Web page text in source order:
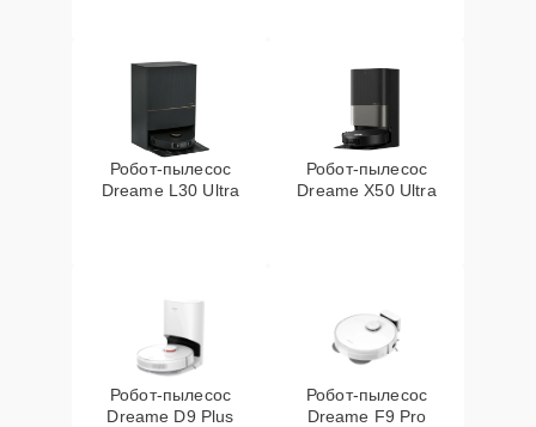
Робот-пылесос
Dreame L30 Ultra
Робот-пылесос
Dreame X50 Ultra
Робот-пылесос
Dreame D9 Plus
Робот-пылесос
Dreame F9 Pro